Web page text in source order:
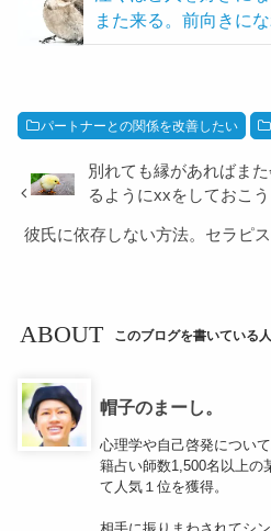
また来る。前向きに
パートナーとの関係を改善したい
別れても縁があればま
るようにxxをしておこう
彼氏に依存しない方法。セラピ
ABOUT このブログを書いている人
帽子のまーし。
心理学や自己啓発につい
籍占い師数1,500名以上の
て人気１位を獲得。